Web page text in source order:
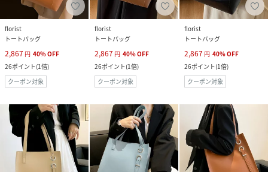
florist
トートバッグ
2,867 円 40%OFF
26ポイント(1倍)
クーポン対象
florist
トートバッグ
2,867 円 40%OFF
26ポイント(1倍)
クーポン対象
florist
トートバッグ
2,867 円 40%OFF
26ポイント(1倍)
クーポン対象